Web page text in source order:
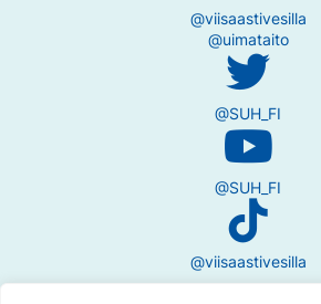
@viisaastivesilla
@uimataito
@SUH_FI
@SUH_FI
@viisaastivesilla